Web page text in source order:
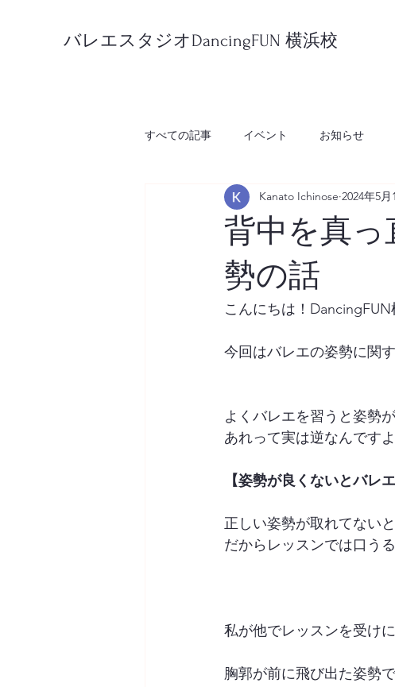
バレエスタジオDancingFUN 横浜校
すべての記事 イベント お知らせ
背中を真
勢の話
Kanato Ichinose 2024年5月
こんにちは！
今回はバレエの姿勢に関
よくバレエを習うと姿勢
あれって実は逆なんです
【姿勢が良くないとバレ
正しい姿勢が取れてない
だからレッスンでは口う
私が他でレッスンを受け
胸郭が前に飛び出た姿勢